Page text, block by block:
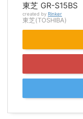
東芝 GR-S15BS
created by Rinker
東芝(TOSHIBA)